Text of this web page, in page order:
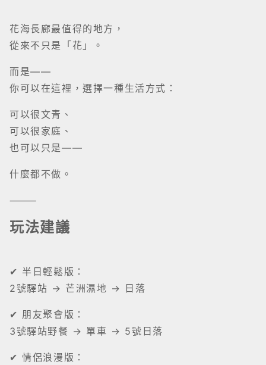
花海長廊最值得的地方，
從來不只是「花」。
而是——
你可以在這裡，選擇一種生活方式：
可以很文青、
可以很家庭、
也可以只是——
什麼都不做。
⸻
玩法建議
✔ 半日輕鬆版：
2號驛站 → 芒洲濕地 → 日落
✔ 朋友聚會版：
3號驛站野餐 → 單車 → 5號日落
✔ 情侶浪漫版：